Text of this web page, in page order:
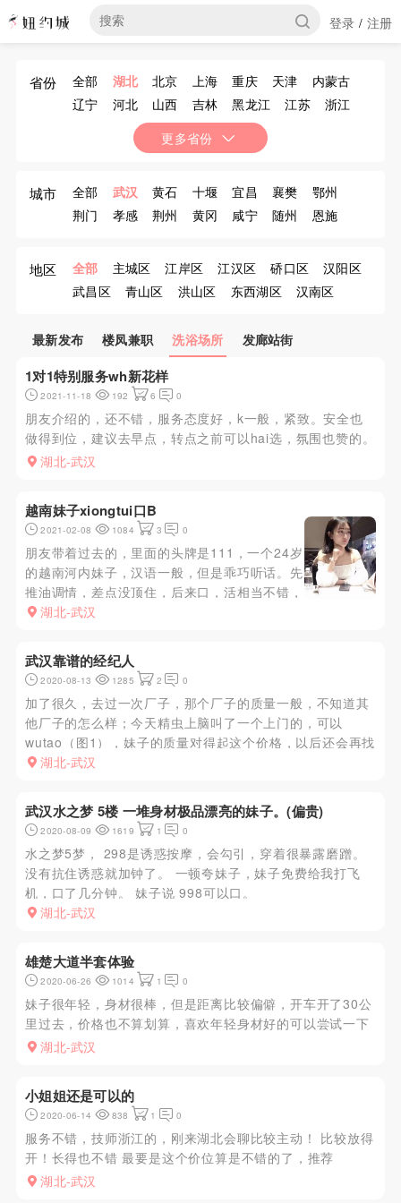
登录 / 注册
省份 全部 湖北 北京 上海 重庆 天津
内蒙古
辽宁
河北 山西 吉林 黑龙江 江苏
浙江
福建 江西 山东 河南
海南 四川 贵州 云南
更多省份
城市 全部 武汉 黄石 十堰 宜昌 襄樊
鄂州
荆门
孝感 荆州 黄冈 咸宁 随州
恩施
地区 全部 主城区 江岸区 江汉区 硚口区
汉阳区
武昌区
青山区 洪山区 东西湖区
汉南区
最新发布
楼凤兼职 洗浴场所 发廊站街
1对1特别服务wh新花样
2021-11-18 192 6 0
朋友介绍的，还不错，服务态度好，k一般，紧致。安全也
做得到位，建议去早点，转点之前可以hai选，氛围也赞的。
湖北-武汉
越南妹子xiongtui口B
2021-02-08 1084 3 0
朋友带着过去的，里面的头牌是111，一个24岁
的越南河内妹子，汉语一般，但是乖巧听话。先
推油调情，差点没顶住，后来口，活相当不错，
可以binghuo9重天，最后忍不住射嘴了。价格
她走了。照片是p的，真人7分像吧，有点高，
大概165左右
湖北-武汉
武汉靠谱的经纪人
2020-08-13 1285 2 0
加了很久，去过一次厂子，那个厂子的质量一般，不知道其
他厂子的怎么样；今天精虫上脑叫了一个上门的，可以
wutao（图1），妹子的质量对得起这个价格，以后还会再找
他安排
湖北-武汉
武汉水之梦 5楼 一堆身材极品漂亮的妹子。(偏贵)
2020-08-09 1619 1 0
水之梦5梦， 298是诱惑按摩，会勾引，穿着很暴露磨蹭。
没有抗住诱惑就加钟了。 一顿夸妹子，妹子免费给我打飞
机，口了几分钟。 妹子说 998可以口。
湖北-武汉
雄楚大道半套体验
2020-06-26 1014 1 0
妹子很年轻，身材很棒，但是距离比较偏僻，开车开了30公
里过去，价格也不算划算，喜欢年轻身材好的可以尝试一下
湖北-武汉
小姐姐还是可以的
2020-06-14 838 1 0
服务不错，技师浙江的，刚来湖北会聊比较主动！ 比较放得
开！长得也不错 最要是这个价位算是不错的了，推荐
湖北-武汉